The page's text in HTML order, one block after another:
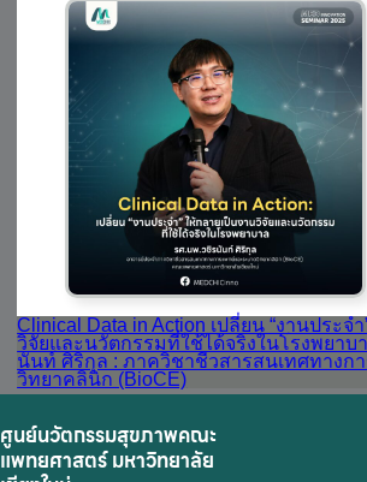
Clinical Data in Action เปลี่ยน “งานประจ
วิจัยและนวัตกรรมที่ใช้ได้จริงในโรงพยา
นันท์ ศิริกุล : ภาควิชาชีวสารสนเทศทางก
วิทยาคลินิก (BioCE)
ศูนย์นวัตกรรมสุขภาพคณะ
แพทยศาสตร์ มหาวิทยาลัย